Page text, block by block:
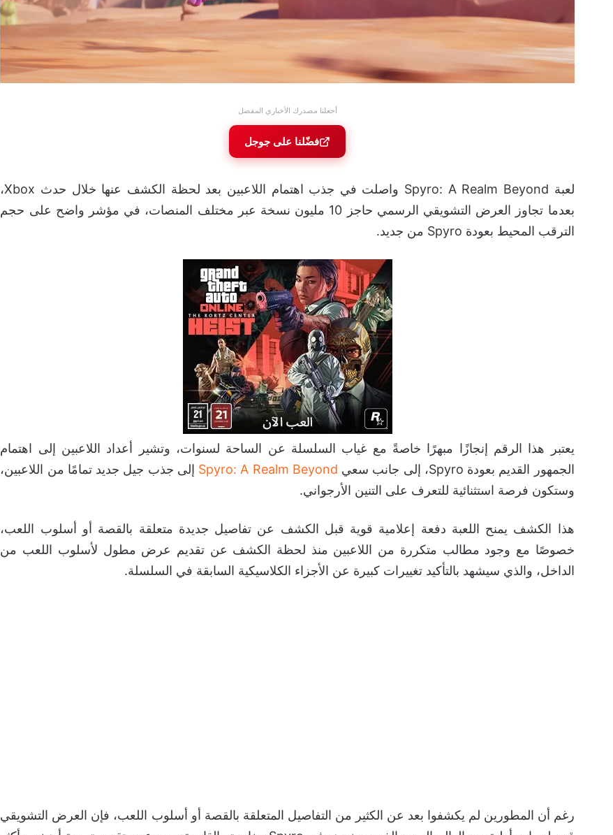
أجعلنا مصدرك الأخباري المفضل
فضّلنا على جوجل
لعبة Spyro: A Realm Beyond واصلت في جذب اهتمام اللاعبين بعد لحظة الكشف عنها خلال حدث Xbox،
بعدما تجاوز العرض التشويقي الرسمي حاجز 10 مليون نسخة عبر مختلف المنصات، في مؤشر واضح على حجم
الترقب المحيط بعودة Spyro من جديد.
يعتبر هذا الرقم إنجازًا مبهرًا خاصةً مع غياب السلسلة عن الساحة لسنوات، وتشير أعداد اللاعبين إلى اهتمام
الجمهور القديم بعودة Spyro، إلى جانب سعي
Spyro: A Realm Beyond إلى جذب جيل جديد تمامًا من اللاعبين،
وستكون فرصة استثنائية للتعرف على التنين الأرجواني.
هذا الكشف يمنح اللعبة دفعة إعلامية قوية قبل الكشف عن تفاصيل جديدة متعلقة بالقصة أو أسلوب اللعب،
خصوصًا مع وجود مطالب متكررة من اللاعبين منذ لحظة الكشف عن تقديم عرض مطول لأسلوب اللعب من
الداخل، والذي سيشهد بالتأكيد تغييرات كبيرة عن الأجزاء الكلاسيكية السابقة في السلسلة.
رغم أن المطورين لم يكشفوا بعد عن الكثير من التفاصيل المتعلقة بالقصة أو أسلوب اللعب، فإن العرض التشويقي